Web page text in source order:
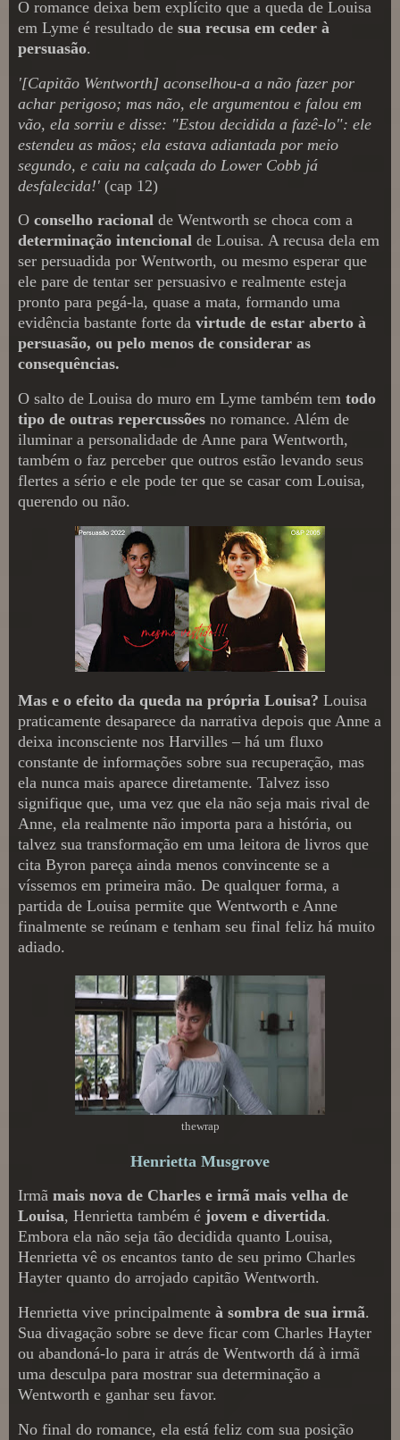
O romance deixa bem explícito que a queda de Louisa
em Lyme é resultado de sua recusa em ceder à
persuasão.
'[Capitão Wentworth] aconselhou-a a não fazer por
achar perigoso; mas não, ele argumentou e falou em
vão, ela sorriu e disse: "Estou decidida a fazê-lo": ele
estendeu as mãos; ela estava adiantada por meio
segundo, e caiu na calçada do Lower Cobb já
desfalecida!' (cap 12)
O conselho racional de Wentworth se choca com a
determinação intencional de Louisa. A recusa dela em
ser persuadida por Wentworth, ou mesmo esperar que
ele pare de tentar ser persuasivo e realmente esteja
pronto para pegá-la, quase a mata, formando uma
evidência bastante forte da virtude de estar aberto à
persuasão, ou pelo menos de considerar as
consequências.
O salto de Louisa do muro em Lyme também tem todo
tipo de outras repercussões no romance. Além de
iluminar a personalidade de Anne para Wentworth,
também o faz perceber que outros estão levando seus
flertes a sério e ele pode ter que se casar com Louisa,
querendo ou não.
Mas e o efeito da queda na própria Louisa? Louisa
praticamente desaparece da narrativa depois que Anne a
deixa inconsciente nos Harvilles – há um fluxo
constante de informações sobre sua recuperação, mas
ela nunca mais aparece diretamente. Talvez isso
signifique que, uma vez que ela não seja mais rival de
Anne, ela realmente não importa para a história, ou
talvez sua transformação em uma leitora de livros que
cita Byron pareça ainda menos convincente se a
víssemos em primeira mão. De qualquer forma, a
partida de Louisa permite que Wentworth e Anne
finalmente se reúnam e tenham seu final feliz há muito
adiado.
thewrap
Henrietta Musgrove
Irmã mais nova de Charles e irmã mais velha de
Louisa, Henrietta também é jovem e divertida.
Embora ela não seja tão decidida quanto Louisa,
Henrietta vê os encantos tanto de seu primo Charles
Hayter quanto do arrojado capitão Wentworth.
Henrietta vive principalmente à sombra de sua irmã.
Sua divagação sobre se deve ficar com Charles Hayter
ou abandoná-lo para ir atrás de Wentworth dá à irmã
uma desculpa para mostrar sua determinação a
Wentworth e ganhar seu favor.
No final do romance, ela está feliz com sua posição